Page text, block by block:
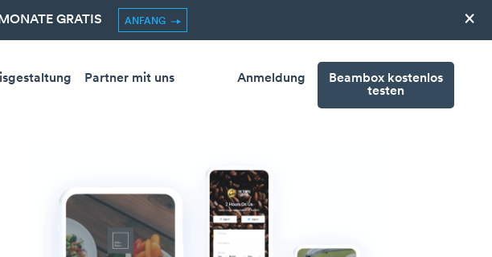
GRATIS ANFANG ×
Partner mit uns
Beambox kostenlos
testen
Anmeldung